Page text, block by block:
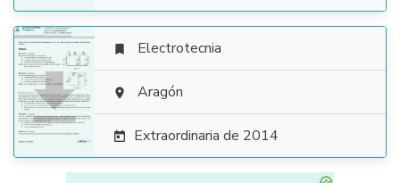

 Electrotecnia
 Aragón
 Extraordinaria de 2014